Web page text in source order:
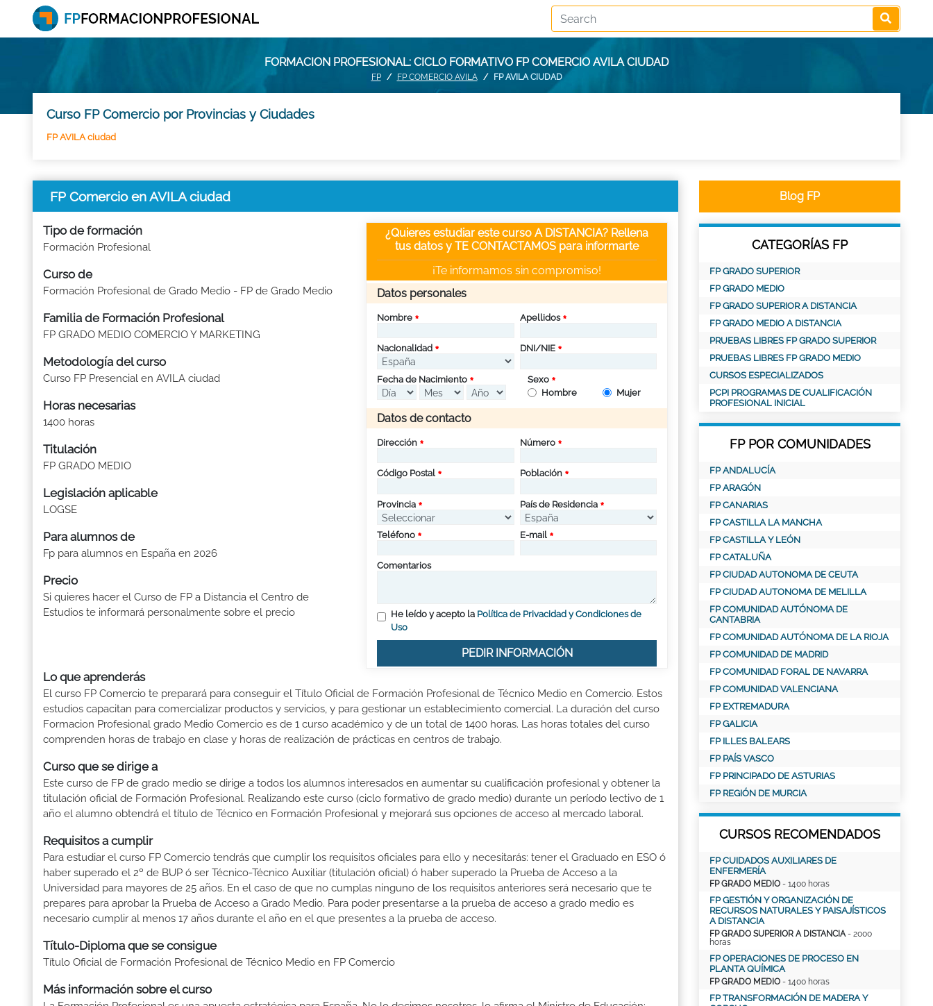
FORMACION PROFESIONAL: CICLO FORMATIVO FP COMERCIO AVILA CIUDAD
FP FP COMERCIO AVILA FP AVILA CIUDAD
Curso FP Comercio por Provincias y Ciudades
FP AVILA ciudad
FP Comercio en AVILA ciudad
Tipo de formación
Formación Profesional
Curso de
Formación Profesional de Grado Medio - FP de Grado Medio
Familia de Formación Profesional
FP GRADO MEDIO COMERCIO Y MARKETING
Metodología del curso
Curso FP Presencial en AVILA ciudad
Horas necesarias
1400 horas
Titulación
FP GRADO MEDIO
Legislación aplicable
LOGSE
Para alumnos de
Fp para alumnos en España en 2026
Precio
Si quieres hacer el Curso de FP a Distancia el Centro de
Estudios te informará personalmente sobre el precio
¿Quieres estudiar este curso A DISTANCIA? Rellena
tus datos y TE CONTACTAMOS para informarte
¡Te informamos sin compromiso!
Datos personales
Nombre Apellidos
Nacionalidad DNI/NIE
Fecha de Nacimiento
Sexo
Hombre
Mujer
Datos de contacto
Dirección Número
Código Postal Población
Provincia País de Residencia
Teléfono E-mail
Comentarios
He leído y acepto la Política de Privacidad y Condiciones de
Uso
PEDIR INFORMACIÓN
Lo que aprenderás
El curso FP Comercio te preparará para conseguir el Título Oficial de Formación Profesional de Técnico Medio en Comercio. Estos
estudios capacitan para comercializar productos y servicios, y para gestionar un establecimiento comercial. La duración del curso
Formacion Profesional grado Medio Comercio es de 1 curso académico y de un total de 1400 horas. Las horas totales del curso
comprenden horas de trabajo en clase y horas de realización de prácticas en centros de trabajo.
Curso que se dirige a
Este curso de FP de grado medio se dirige a todos los alumnos interesados en aumentar su cualificación profesional y obtener la
titulación oficial de Formación Profesional. Realizando este curso (ciclo formativo de grado medio) durante un período lectivo de 1
año el alumno obtendrá el título de Técnico en Formación Profesional y mejorará sus opciones de acceso al mercado laboral.
Requisitos a cumplir
Para estudiar el curso FP Comercio tendrás que cumplir los requisitos oficiales para ello y necesitarás: tener el Graduado en ESO ó
haber superado el 2º de BUP ó ser Técnico-Técnico Auxiliar (titulación oficial) ó haber superado la Prueba de Acceso a la
Universidad para mayores de 25 años. En el caso de que no cumplas ninguno de los requisitos anteriores será necesario que te
prepares para aprobar la Prueba de Acceso a Grado Medio. Para poder presentarse a la prueba de acceso a grado medio es
necesario cumplir al menos 17 años durante el año en el que presentes a la prueba de acceso.
Título-Diploma que se consigue
Título Oficial de Formación Profesional de Técnico Medio en FP Comercio
Más información sobre el curso
Blog FP
CATEGORÍAS FP
FP GRADO SUPERIOR
FP GRADO MEDIO
FP GRADO SUPERIOR A DISTANCIA
FP GRADO MEDIO A DISTANCIA
PRUEBAS LIBRES FP GRADO SUPERIOR
PRUEBAS LIBRES FP GRADO MEDIO
CURSOS ESPECIALIZADOS
PCPI PROGRAMAS DE CUALIFICACIÓN
PROFESIONAL INICIAL
FP POR COMUNIDADES
FP ANDALUCÍA
FP ARAGÓN
FP CANARIAS
FP CASTILLA LA MANCHA
FP CASTILLA Y LEÓN
FP CATALUÑA
FP CIUDAD AUTONOMA DE CEUTA
FP CIUDAD AUTONOMA DE MELILLA
FP COMUNIDAD AUTÓNOMA DE
CANTABRIA
FP COMUNIDAD AUTÓNOMA DE LA RIOJA
FP COMUNIDAD DE MADRID
FP COMUNIDAD FORAL DE NAVARRA
FP COMUNIDAD VALENCIANA
FP EXTREMADURA
FP GALICIA
FP ILLES BALEARS
FP PAÍS VASCO
FP PRINCIPADO DE ASTURIAS
FP REGIÓN DE MURCIA
CURSOS RECOMENDADOS
FP CUIDADOS AUXILIARES DE
ENFERMERÍA
FP GRADO MEDIO - 1400 horas
FP GESTIÓN Y ORGANIZACIÓN DE
RECURSOS NATURALES Y PAISAJÍSTICOS
A DISTANCIA
FP GRADO SUPERIOR A DISTANCIA- 2000
horas
FP OPERACIONES DE PROCESO EN
PLANTA QUÍMICA
FP GRADO MEDIO - 1400 horas
FP TRANSFORMACIÓN DE MADERA Y